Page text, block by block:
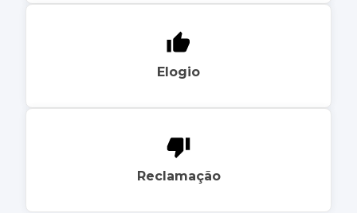
Elogio
Reclamação